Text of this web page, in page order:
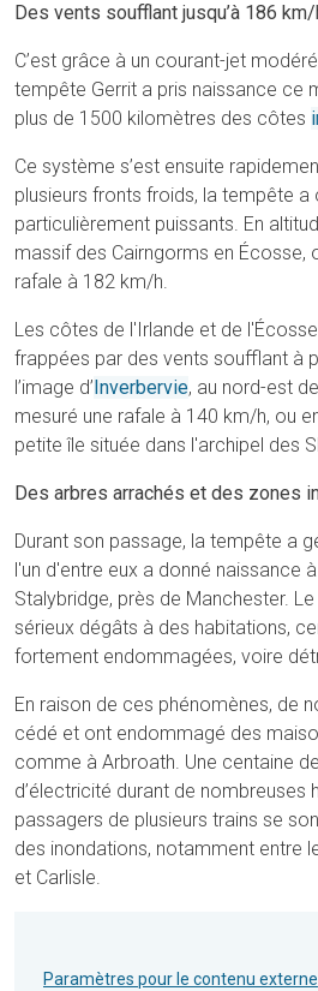
Des vents soufflant jusqu’à 186
C’est grâce à un courant-jet
tempête Gerrit a pris naissance ce
plus de 1500 kilomètres des côtes
Ce système s’est ensuite
plusieurs fronts froids, la tempête
particulièrement puissants. En
massif des Cairngorms en Écosse,
rafale à 182 km/h.
Les côtes de l'Irlande et de
frappées par des vents soufflant à
l’image d’ Inverbervie, au nord-est
mesuré une rafale à 140 km/h, ou
petite île située dans l'archipel des
Des arbres arrachés et des zones
Durant son passage, la tempête a
l'un d'entre eux a donné naissance
Stalybridge, près de Manchester.
sérieux dégâts à des habitations,
fortement endommagées, voire
En raison de ces phénomènes, de
cédé et ont endommagé des
comme à Arbroath. Une centaine
d’électricité durant de nombreuses
passagers de plusieurs trains se
des inondations, notamment entre
et Carlisle.
Paramètres pour le contenu externe